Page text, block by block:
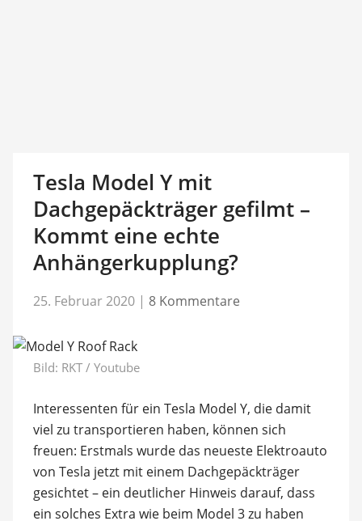
Tesla Model Y mit
Dachgepäckträger gefilmt –
Kommt eine echte
Anhängerkupplung?
25. Februar 2020 | 8 Kommentare
Bild: RKT / Youtube
Interessenten für ein Tesla Model Y, die damit
viel zu transportieren haben, können sich
freuen: Erstmals wurde das neueste Elektroauto
von Tesla jetzt mit einem Dachgepäckträger
gesichtet – ein deutlicher Hinweis darauf, dass
ein solches Extra wie beim Model 3 zu haben